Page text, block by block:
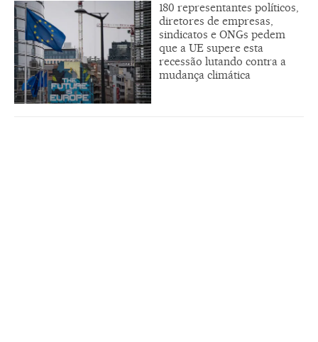
180 representantes políticos,
diretores de empresas,
sindicatos e ONGs pedem
que a UE supere esta
recessão lutando contra a
mudança climática